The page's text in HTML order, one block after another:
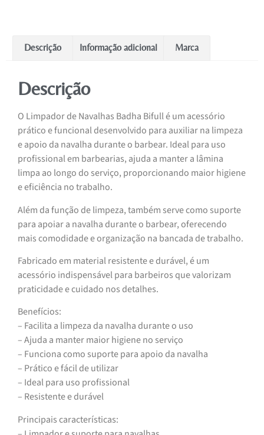
Descrição Informação adicional Marca
Descrição
O Limpador de Navalhas Badha Bifull é um acessório
prático e funcional desenvolvido para auxiliar na limpeza
e apoio da navalha durante o barbear. Ideal para uso
profissional em barbearias, ajuda a manter a lâmina
limpa ao longo do serviço, proporcionando maior higiene
e eficiência no trabalho.
Além da função de limpeza, também serve como suporte
para apoiar a navalha durante o barbear, oferecendo
mais comodidade e organização na bancada de trabalho.
Fabricado em material resistente e durável, é um
acessório indispensável para barbeiros que valorizam
praticidade e cuidado nos detalhes.
Benefícios:
– Facilita a limpeza da navalha durante o uso
– Ajuda a manter maior higiene no serviço
– Funciona como suporte para apoio da navalha
– Prático e fácil de utilizar
– Ideal para uso profissional
– Resistente e durável
Principais características: